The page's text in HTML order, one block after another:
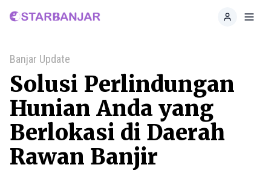
Home
Banjar Update
Solusi Perlindungan
Hunian Anda yang
Berlokasi di Daerah
Rawan Banjir